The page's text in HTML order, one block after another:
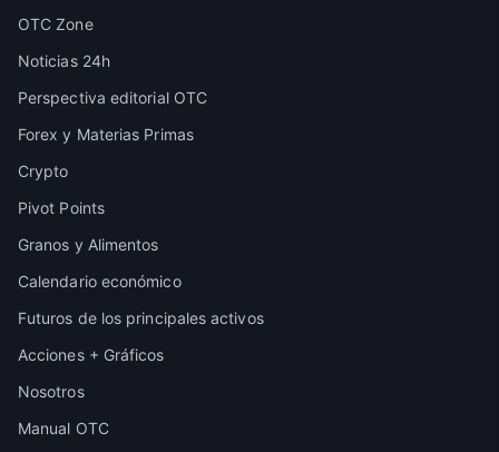
OTC Zone
Noticias 24h
Perspectiva editorial OTC
Forex y Materias Primas
Crypto
Pivot Points
Granos y Alimentos
Calendario económico
Futuros de los principales activos
Acciones + Gráficos
Nosotros
Manual OTC